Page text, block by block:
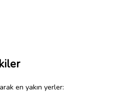
en yakın yerler: